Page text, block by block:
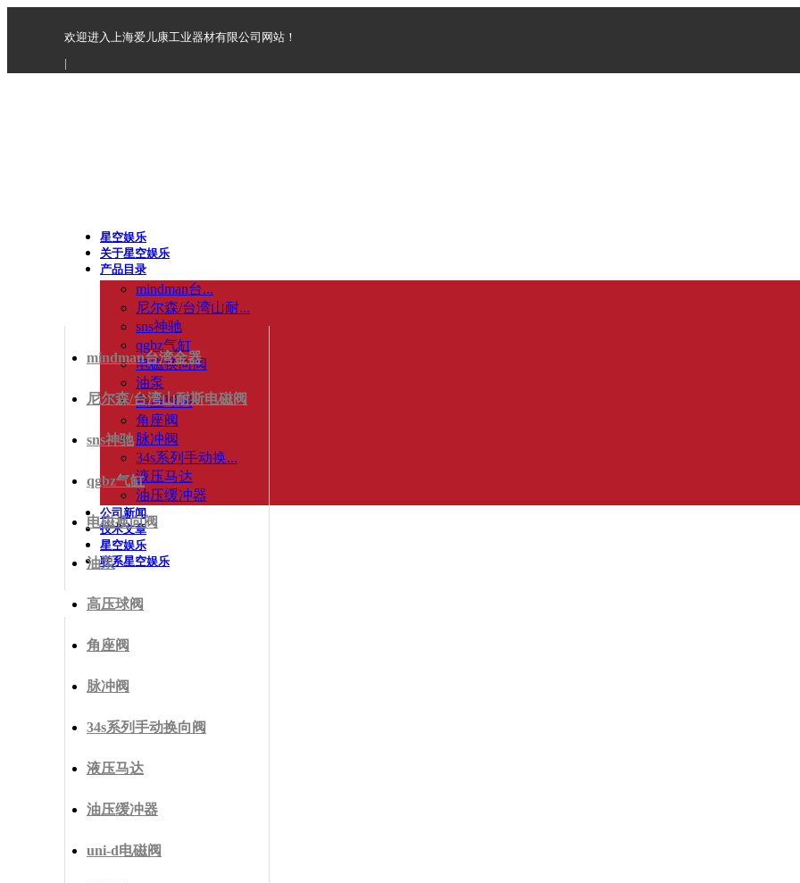
欢迎进入上海爱儿康工业器材有限公司网站！
|
星空娱乐
关于星空娱乐
产品目录
mindman台...
尼尔森/台湾山耐...
sns神驰
qgbz气缸
电磁换向阀
油泵
高压球阀
角座阀
脉冲阀
34s系列手动换...
液压马达
油压缓冲器
公司新闻
技术文章
星空娱乐
联系星空娱乐
mindman台湾金器
尼尔森/台湾山耐斯电磁阀
sns神驰
qgbz气缸
电磁换向阀
油泵
高压球阀
角座阀
脉冲阀
34s系列手动换向阀
液压马达
油压缓冲器
uni-d电磁阀